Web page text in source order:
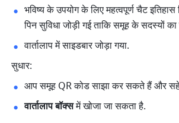
भविष्य के उपयोग के लिए महत्वपूर्ण चैट
पिन सुविधा जोड़ी गई ताकि समूह के सदस्यों
वार्तालाप में साइडबार जोड़ा गया.
सुधार:
आप समूह QR कोड साझा कर सकते हैं और
वार्तालाप बॉक्स में खोजा जा सकता है.